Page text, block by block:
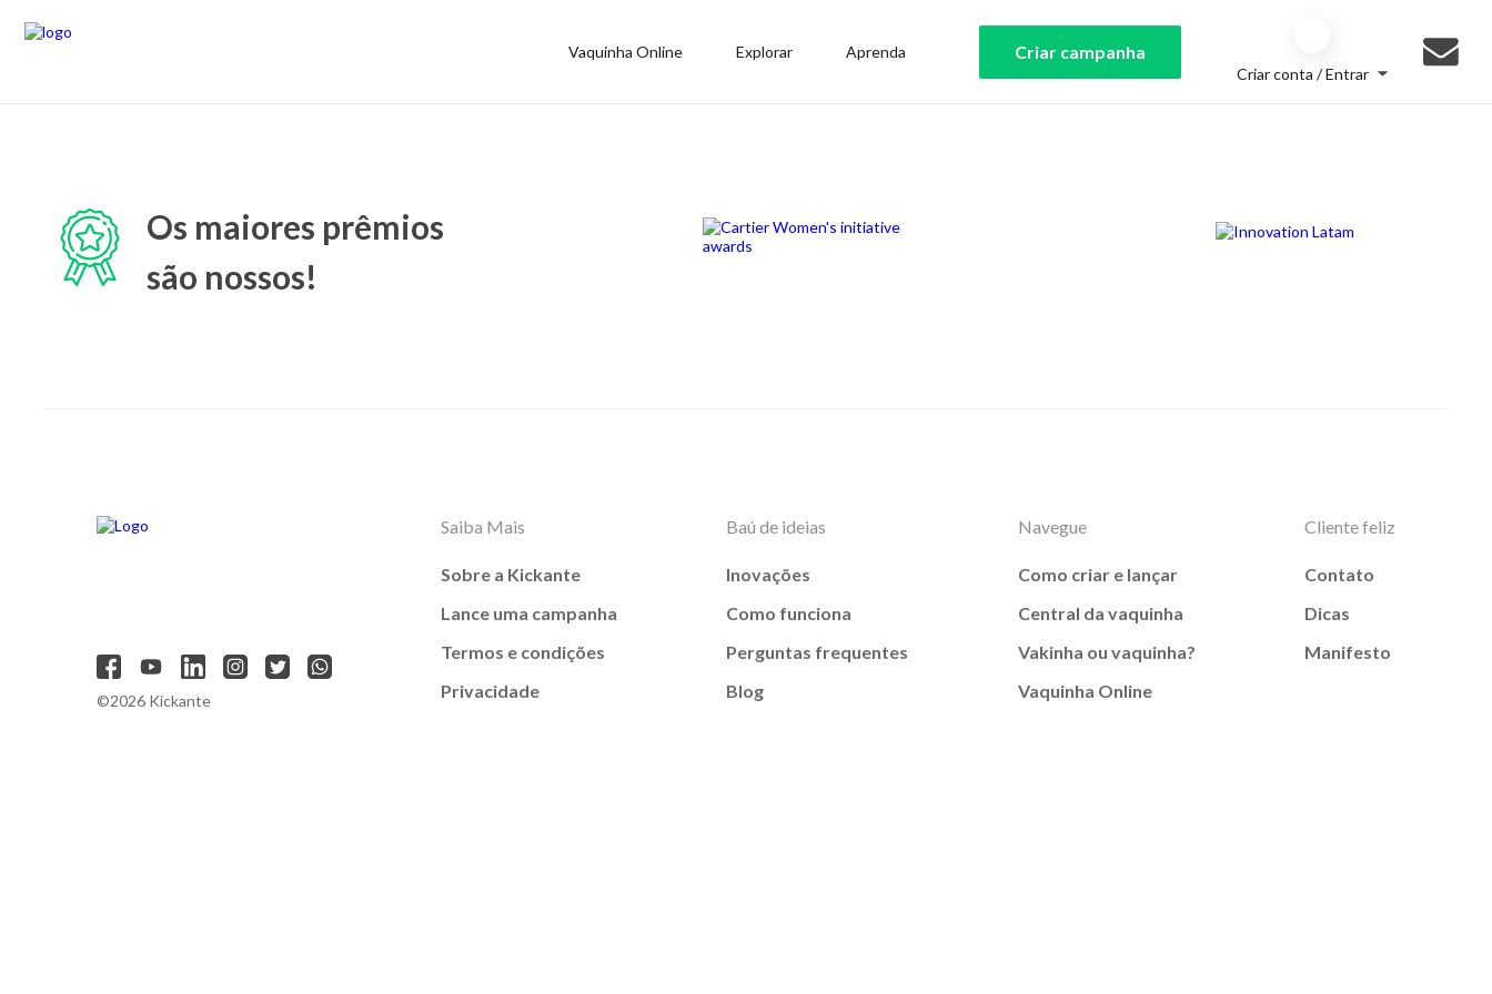
Vaquinha Online Explorar Aprenda Criar campanha
Criar conta / Entrar
Os maiores prêmios
são nossos!
©2026 Kickante
Saiba Mais
Sobre a Kickante
Lance uma campanha
Termos e condições
Privacidade
Baú de ideias
Inovações
Como funciona
Perguntas frequentes
Blog
Navegue
Como criar e lançar
Central da vaquinha
Vakinha ou vaquinha?
Vaquinha Online
Cliente feliz
Contato
Dicas
Manifesto